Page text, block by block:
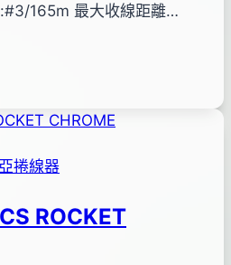
165m 最大收線距離…
捲線器
ROCKET